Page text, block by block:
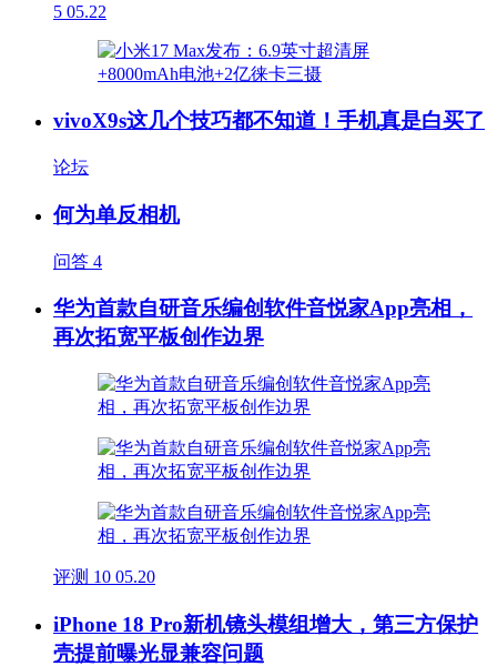
5 05.22
vivoX9s这几个技巧都不知道！手机真是白买了
论坛
何为单反相机
问答 4
华为首款自研音乐编创软件音悦家App亮相，
再次拓宽平板创作边界
评测 10 05.20
iPhone 18 Pro新机镜头模组增大，第三方保护
壳提前曝光显兼容问题